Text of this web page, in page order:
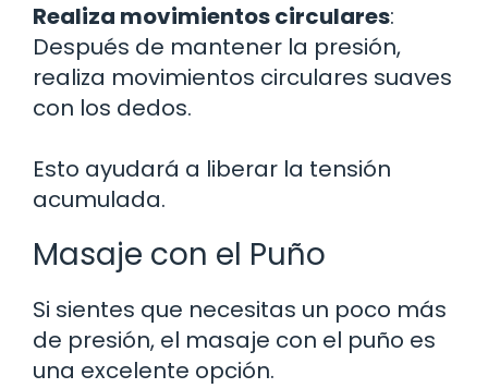
Realiza movimientos circulares:
Después de mantener la presión,
realiza movimientos circulares suaves
con los dedos.
Esto ayudará a liberar la tensión
acumulada.
Masaje con el Puño
Si sientes que necesitas un poco más
de presión, el masaje con el puño es
una excelente opción.